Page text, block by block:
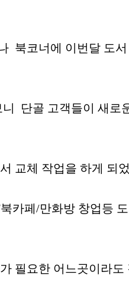
북코너에 이번달 도
단골 고객들이 새로
교체 작업을 하게 되
카페/만화방 창업등
필요한 어느곳이라도